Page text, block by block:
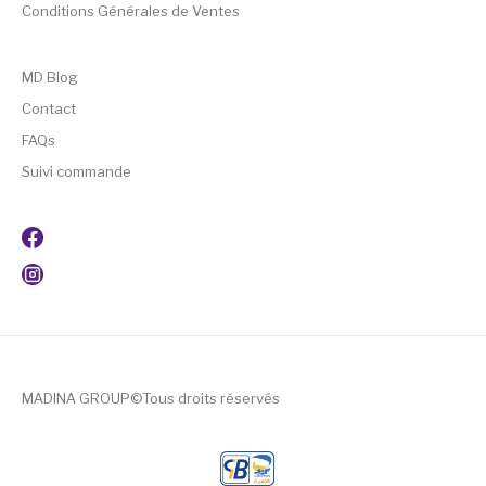
Conditions Générales de Ventes
MD Blog
Contact
FAQs
Suivi commande
MADINA GROUP©Tous droits réservés